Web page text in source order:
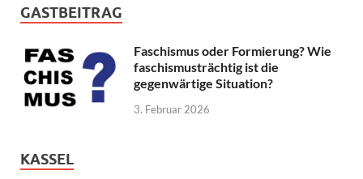
GASTBEITRAG
Faschismus oder Formierung? Wie
faschismusträchtig ist die
gegenwärtige Situation?
3. Februar 2026
KASSEL